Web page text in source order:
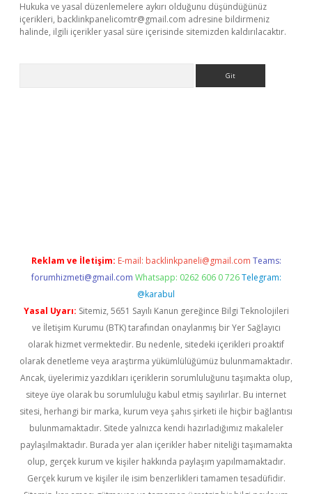
Hukuka ve yasal düzenlemelere aykırı olduğunu düşündüğünüz
içerikleri, backlinkpanelicomtr@gmail.com adresine bildirmeniz
halinde, ilgili içerikler yasal süre içerisinde sitemizden kaldırılacaktır.
Reklam ve İletişim: E-mail: backlinkpaneli@gmail.com Teams:
forumhizmeti@gmail.com Whatsapp: 0262 606 0 726 Telegram:
@karabul
Yasal Uyarı: Sitemiz, 5651 Sayılı Kanun gereğince Bilgi Teknolojileri
ve İletişim Kurumu (BTK) tarafından onaylanmış bir Yer Sağlayıcı
olarak hizmet vermektedir. Bu nedenle, sitedeki içerikleri proaktif
olarak denetleme veya araştırma yükümlülüğümüz bulunmamaktadır.
Ancak, üyelerimiz yazdıkları içeriklerin sorumluluğunu taşımakta olup,
siteye üye olarak bu sorumluluğu kabul etmiş sayılırlar. Bu internet
sitesi, herhangi bir marka, kurum veya şahıs şirketi ile hiçbir bağlantısı
bulunmamaktadır. Sitede yalnızca kendi hazırladığımız makaleler
paylaşılmaktadır. Burada yer alan içerikler haber niteliği taşımamakta
olup, gerçek kurum ve kişiler hakkında paylaşım yapılmamaktadır.
Gerçek kurum ve kişiler ile isim benzerlikleri tamamen tesadüfidir.